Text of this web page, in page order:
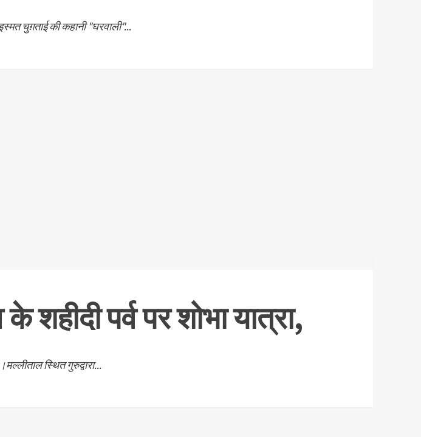
चुग़ताई की कहानी "घरवाली"...
पर्व पर शोभा यात्रा,
स्थित गुरुद्वारा...